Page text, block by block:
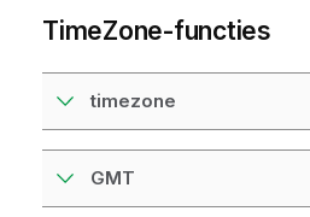
TimeZone-functies
timezone
GMT